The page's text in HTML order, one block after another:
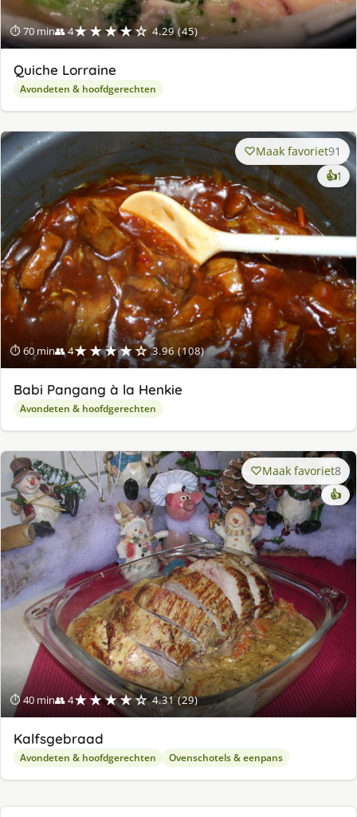
⏱ 70 min👥 4★★★★☆ 4.29 (45)
Quiche Lorraine
Avondeten & hoofdgerechten
⏱ 60 min👥 4★★★★☆ 3.96 (108)
Maak favoriet91
👍1
Babi Pangang à la Henkie
Avondeten & hoofdgerechten
⏱ 40 min👥 4★★★★☆ 4.31 (29)
Maak favoriet8
👍
Kalfsgebraad
Avondeten & hoofdgerechten Ovenschotels & eenpans